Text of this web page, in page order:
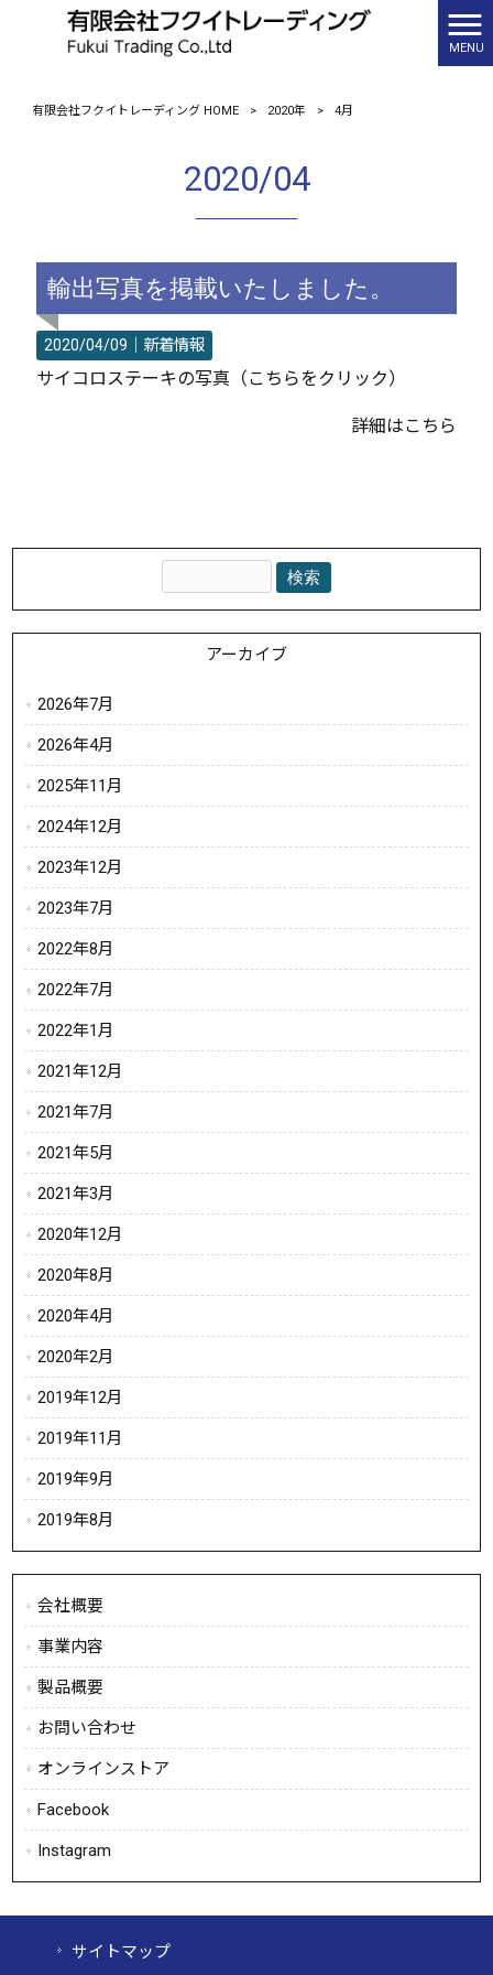
MENU
有限会社フクイトレーディング HOME > 2020年 > 4月
2020/04
輸出写真を掲載いたしました。
2020/04/09｜ 新着情報
サイコロステーキの写真（こちらをクリック）
詳細はこちら
アーカイブ
2026年7月
2026年4月
2025年11月
2024年12月
2023年12月
2023年7月
2022年8月
2022年7月
2022年1月
2021年12月
2021年7月
2021年5月
2021年3月
2020年12月
2020年8月
2020年4月
2020年2月
2019年12月
2019年11月
2019年9月
2019年8月
会社概要
事業内容
製品概要
お問い合わせ
オンラインストア
Facebook
Instagram
サイトマップ